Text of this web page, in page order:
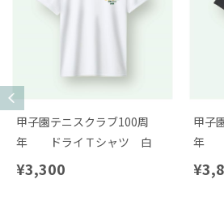
甲子園テニスクラブ100周
年 ドライＴシャツ 白
¥3,300
甲子
年